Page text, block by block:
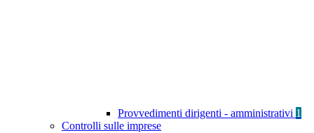
Provvedimenti dirigenti - amministrativi 1
Controlli sulle imprese